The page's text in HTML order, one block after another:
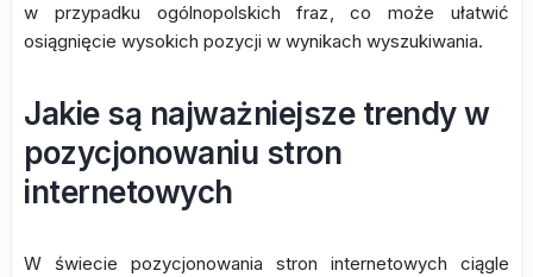
w przypadku ogólnopolskich fraz, co może ułatwić
osiągnięcie wysokich pozycji w wynikach wyszukiwania.
Jakie są najważniejsze trendy w
pozycjonowaniu stron
internetowych
W świecie pozycjonowania stron internetowych ciągle